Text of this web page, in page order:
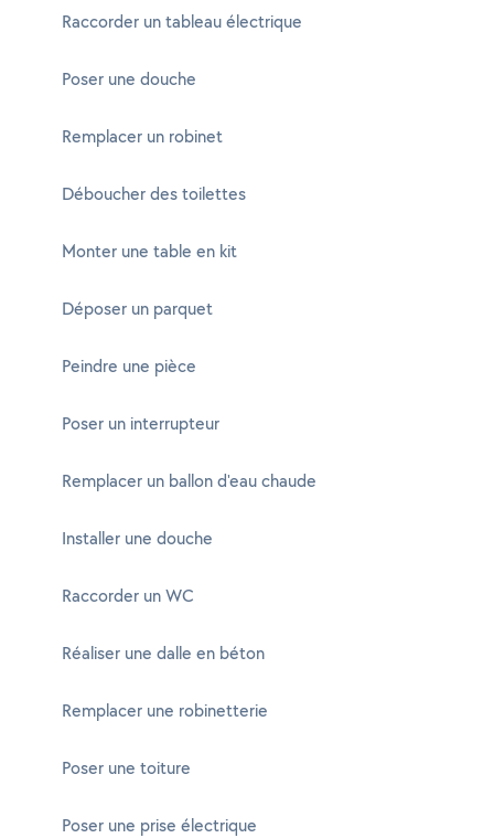
Raccorder un tableau électrique
Poser une douche
Remplacer un robinet
Déboucher des toilettes
Monter une table en kit
Déposer un parquet
Peindre une pièce
Poser un interrupteur
Remplacer un ballon d'eau chaude
Installer une douche
Raccorder un WC
Réaliser une dalle en béton
Remplacer une robinetterie
Poser une toiture
Poser une prise électrique